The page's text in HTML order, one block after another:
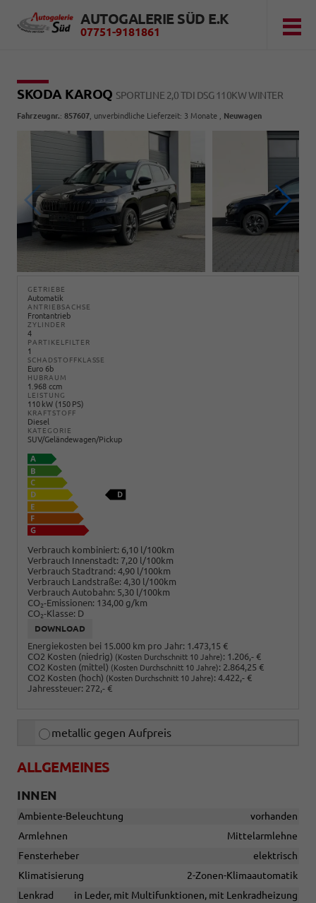
AUTOGALERIE SÜD E.K
07751-9181861
SKODA KAROQ SPORTLINE 2,0 TDI DSG 110KW WINTER
Fahrzeugnr.: 857607 , unverbindliche Lieferzeit: 3 Monate Neuwagen
GETRIEBE
Automatik
ANTRIEBSACHSE
Frontantrieb
ZYLINDER
4
PARTIKELFILTER
1
SCHADSTOFFKLASSE
Euro 6b
HUBRAUM
1.968 ccm
LEISTUNG
110 kW (150 PS)
KRAFTSTOFF
Diesel
KATEGORIE
SUV/Geländewagen/Pickup
Verbrauch kombiniert: 6,10 l/100km
Verbrauch Innenstadt: 7,20 l/100km
Verbrauch Stadtrand: 4,90 l/100km
Verbrauch Landstraße: 4,30 l/100km
Verbrauch Autobahn: 5,30 l/100km
CO2-Emissionen: 134,00 g/km
CO2-Klasse: D
DOWNLOAD
Energiekosten bei 15.000 km pro Jahr: 1.473,15 €
CO2 Kosten (niedrig) (Kosten Durchschnitt 10 Jahre): 1.206,- €
CO2 Kosten (mittel) (Kosten Durchschnitt 10 Jahre): 2.864,25 €
CO2 Kosten (hoch) (Kosten Durchschnitt 10 Jahre): 4.422,- €
Jahressteuer: 272,- €
metallic gegen Aufpreis
ALLGEMEINES
INNEN
Ambiente-Beleuchtung
vorhanden
Armlehnen
Mittelarmlehne
Fensterheber
elektrisch
Klimatisierung
2-Zonen-Klimaautomatik
Lenkrad
in Leder, mit Multifunktionen, mit Lenkradheizung